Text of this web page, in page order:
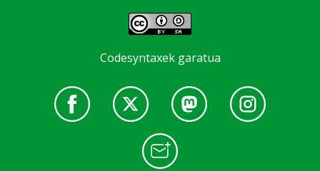
Codesyntaxek garatua